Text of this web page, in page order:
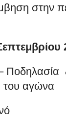
στην
Ποδηλασία
του αγώνα